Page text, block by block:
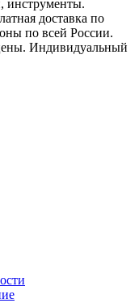
инструменты.
доставка по
по всей России.
Индивидуальный